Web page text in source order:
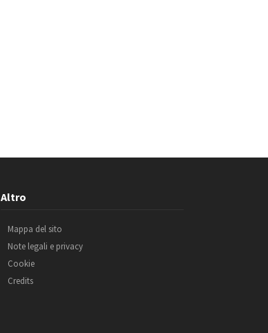
Altro
Mappa del sito
Note legali e privacy
Cookie
Credits